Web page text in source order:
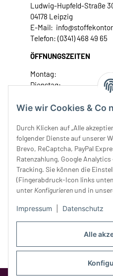
Alle
Wie wir Cookies & Co
Durch Klicken auf „Alle
folgender Dienste auf unserer
Brevo, ReCaptcha, PayPal
Ratenzahlung, Google
Tracking. Sie können die
(Fingerabdruck-Icon links
unter Konfigurieren und in
Impressum Datenschutz
Ludwig-Hupfeld-Straße
04178 Leipzig
E-Mail:
Telefon: (0341) 468 49 65
ÖFFNUNGSZEITEN
Montag:
Dienstag:
Donnerstag:
Samstag:
Unser Service
Rechtliches